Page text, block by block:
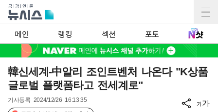
메인 랭킹 섹션 포토
韓신세계-中알리 조인트벤처 나온다 "K상품
글로벌 플랫폼타고 전세계로"
기사등록 2024/12/26 16:13:35
가가